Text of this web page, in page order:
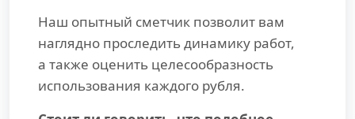
Наш опытный сметчик позволит вам
наглядно проследить динамику работ,
а также оценить целесообразность
использования каждого рубля.